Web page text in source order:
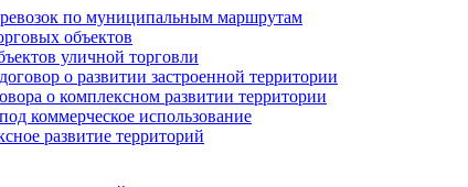
по муниципальным маршрутам
объектов
уличной торговли
о развитии застроенной территории
о комплексном развитии территории
коммерческое использование
развитие территорий